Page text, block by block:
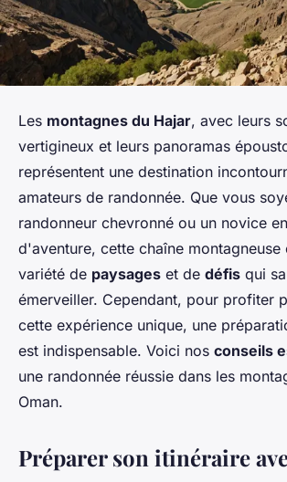
Les montagnes du Hajar, avec leurs
vertigineux et leurs panoramas
représentent une destination
amateurs de randonnée. Que vous
randonneur chevronné ou un novice
d'aventure, cette chaîne montagneuse
variété de paysages et de défis qui
émerveiller. Cependant, pour profiter
cette expérience unique, une
est indispensable. Voici nos conseils
une randonnée réussie dans les
Oman.
Préparer son itinéraire